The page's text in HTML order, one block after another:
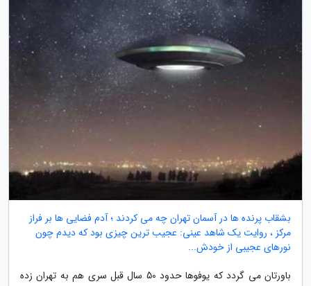
بشقاب پرنده ها در آسمان تهران چه می کردند ؛ آدم فضایی ها بر فراز
مرکز ، روایت یک شاهد عینی: عجیب ترین چیزی بود که دیدم چون
نورهای عجیبی از خودش...
باورتان می گردد که یوفوها حدود 50 سال قبل سری هم به تهران زده